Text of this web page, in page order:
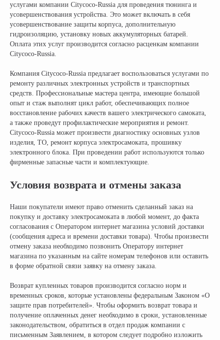
услугами компании Citycoco-Russia для проведения тюнинга и
усовершенствования устройства. Это может включать в себя
усовершенствование защиты корпуса, дополнительную
гидроизоляцию, установку новых аккумуляторных батарей.
Оплата этих услуг производится согласно расценкам компании
Citycoco-Russia.
Компания Citycoco-Russia предлагает воспользоваться услугами по
ремонту различных электронных устройств и транспортных
средств. Профессиональные мастера центра, имеющие большой
опыт и стаж выполнят цикл работ, обеспечивающих полное
восстановление рабочих качеств вашего электрического самоката,
а также проведут профилактические мероприятия и ремонт.
Citycoco-Russia может произвести диагностику основных узлов
изделия, ТО, ремонт корпуса электросамоката, прошивку
электронного блока. При проведении работ используются только
фирменные запасные части и комплектующие.
Условия возврата и отмены заказа
Наши покупатели имеют право отменить сделанный заказ на
покупку и доставку электросамоката в любой момент, до факта
согласования с Оператором интернет магазина условий доставки
(сообщения адреса и времени доставки товара). Чтобы произвести
отмену заказа необходимо позвонить Оператору интернет
магазина по указанным на сайте номерам телефонов или оставить
в форме обратной связи заявку на отмену заказа.
Возврат купленных товаров производится согласно норм и
временных сроков, которые установлены федеральным Законом «О
защите прав потребителей». Чтобы оформить возврат товара и
получение оплаченных денег необходимо в сроки, установленные
законодательством, обратиться в отдел продаж компании с
письменным Заявлением, в котором следует подробно изложить
Московская область, г. Мытищи, ул. Ярмарочная с4Б.
г. Москва, съезд 91-й км МКАД
Ростовское Шоссе 11/4
Получить консультацию
НАШИ САЛОНЫ:
Вся представленная на сайте информация, носит информационный характер и ни при каких
условиях не является публичной офертой, определяемой положениями Статьи 437(2)
Гражданского кодекса РФ.
ИНН: 502986579524
ОГРН: 319505300005981
ИП Талипов М.Б.